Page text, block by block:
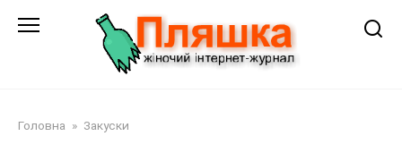
Головна » Закуски